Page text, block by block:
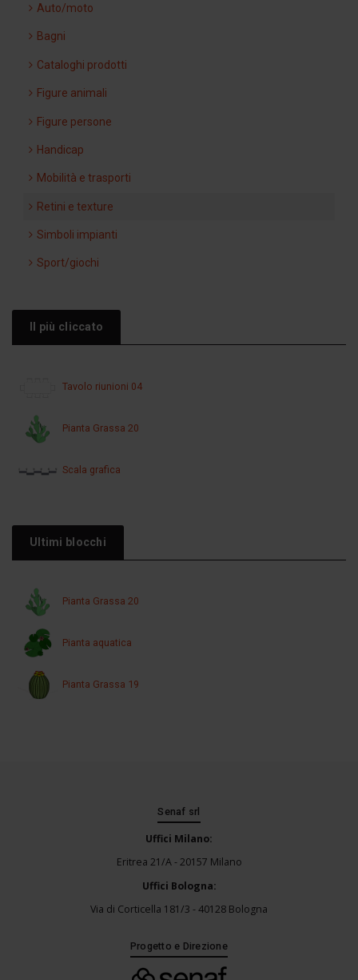
Auto/moto
Bagni
Cataloghi prodotti
Figure animali
Figure persone
Handicap
Mobilità e trasporti
Retini e texture
Simboli impianti
Sport/giochi
Il più cliccato
Tavolo riunioni 04
Pianta Grassa 20
Scala grafica
Ultimi blocchi
Pianta Grassa 20
Pianta aquatica
Pianta Grassa 19
Senaf srl
Uffici Milano:
Eritrea 21/A - 20157 Milano
Uffici Bologna:
Via di Corticella 181/3 - 40128 Bologna
Progetto e Direzione